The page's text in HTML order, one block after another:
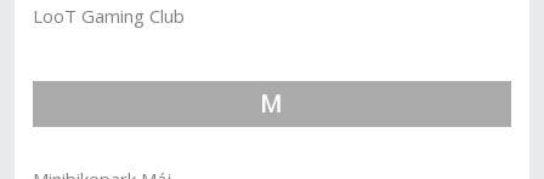
LooT Gaming Club
M